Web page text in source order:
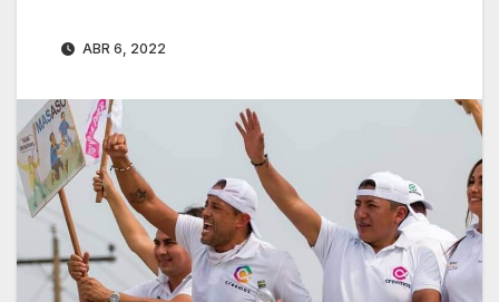
ABR 6, 2022